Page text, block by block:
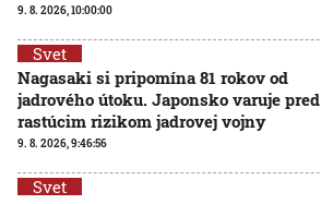
9. 8. 2026, 10:00:00
Svet
Nagasaki si pripomína 81 rokov od
jadrového útoku. Japonsko varuje pred
rastúcim rizikom jadrovej vojny
9. 8. 2026, 9:46:56
Svet